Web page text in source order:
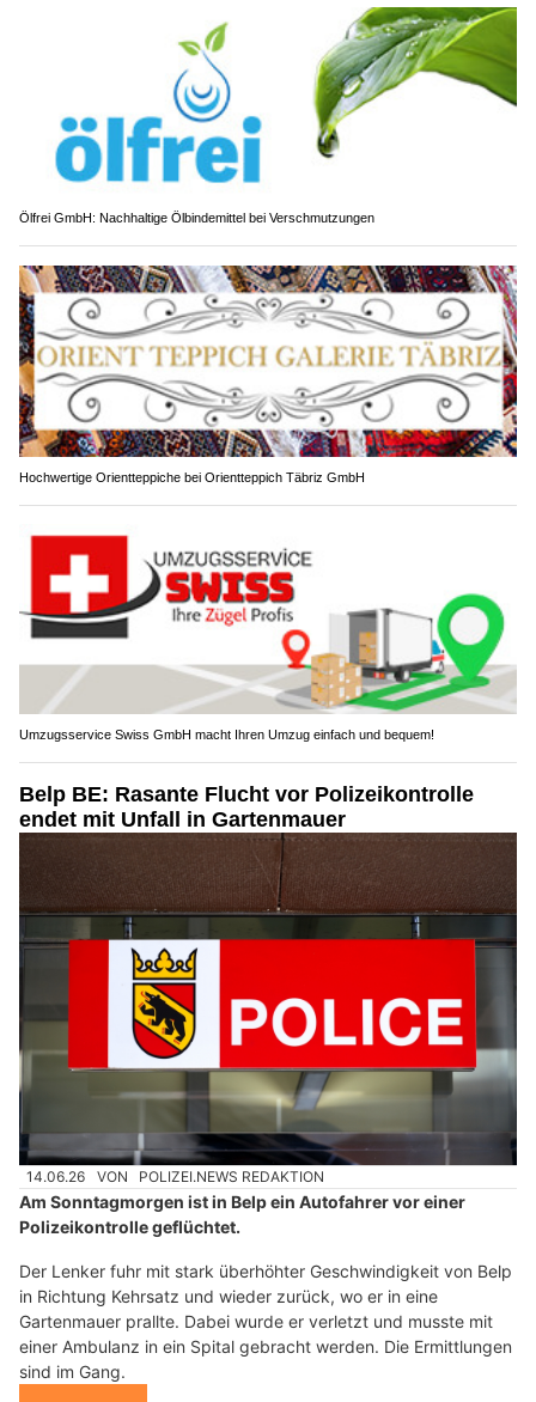
Ölfrei GmbH: Nachhaltige Ölbindemittel bei Verschmutzungen
Hochwertige Orientteppiche bei Orientteppich Täbriz GmbH
Umzugsservice Swiss GmbH macht Ihren Umzug einfach und bequem!
Belp BE: Rasante Flucht vor Polizeikontrolle
endet mit Unfall in Gartenmauer
14.06.26 VON POLIZEI.NEWS REDAKTION
Am Sonntagmorgen ist in Belp ein Autofahrer vor einer
Polizeikontrolle geflüchtet.
Der Lenker fuhr mit stark überhöhter Geschwindigkeit von Belp
in Richtung Kehrsatz und wieder zurück, wo er in eine
Gartenmauer prallte. Dabei wurde er verletzt und musste mit
einer Ambulanz in ein Spital gebracht werden. Die Ermittlungen
sind im Gang.